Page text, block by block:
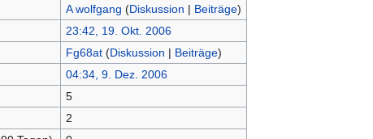
A wolfgang (Diskussion | Beiträge)
23:42, 19. Okt. 2006
Fg68at (Diskussion | Beiträge)
04:34, 9. Dez. 2006
5
2